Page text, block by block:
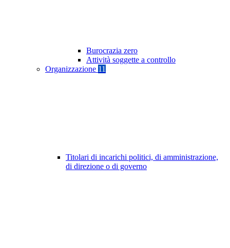
Burocrazia zero
Attività soggette a controllo
Organizzazione 11
Titolari di incarichi politici, di amministrazione,
di direzione o di governo